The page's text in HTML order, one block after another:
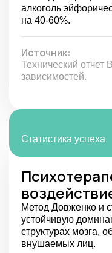
Для кодирования от
Сити»
которые
Возраст
Для выявления
кодированием
больного
внутренних органов,
алкоголь
на 40-60%.
Источник:
Технический
зависимостей.
Статистика успеха
Метод Довженко и
устойчивую
структурах мозга,
внушаемых лиц.